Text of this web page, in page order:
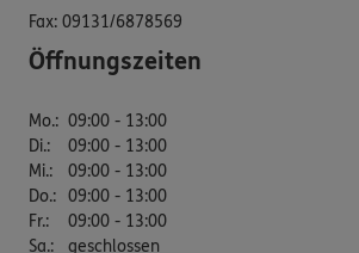
Fax: 09131/6878569
Öffnungszeiten
Mo.: 09:00 - 13:00
Di.:
09:00 - 13:00
Mi.:
09:00 - 13:00
Do.: 09:00 - 13:00
Fr.:
09:00 - 13:00
Sa.: geschlossen